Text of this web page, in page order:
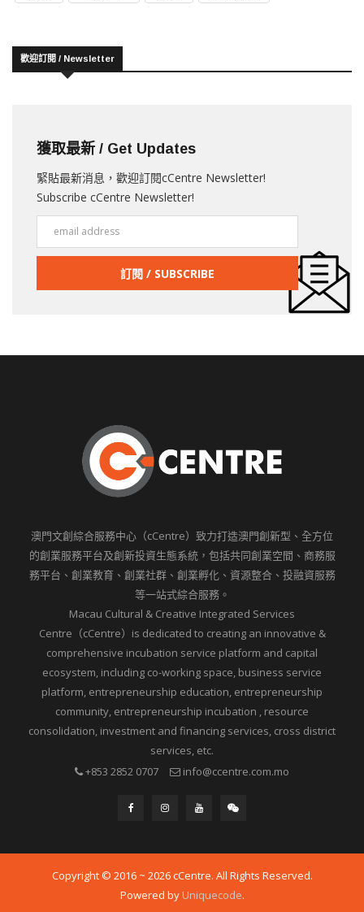
歡迎訂閱 / Newsletter
獲取最新 / Get Updates
緊貼最新消息，歡迎訂閱cCentre Newsletter!
Subscribe cCentre Newsletter!
澳門文創綜合服務中心（cCentre）致力打造澳門創新型、全方位
的創業服務平台及創新投資生態系統，包括共同創業空間、商務服
務平台、創業教育、創業社群、創業孵化、資源整合、投融資服務
等一站式綜合服務。
Macau Cultural & Creative Integrated Services
Centre（cCentre）is dedicated to creating an innovative &
comprehensive incubation service platform and capital
ecosystem, including co-working space, business service
platform, entrepreneurship education, entrepreneurship
community, entrepreneurship incubation , resource
consolidation, investment and financing services, cross district
services, etc.
+853 2852 0707
info@ccentre.com.mo
Copyright © 2016 ~ 2026 cCentre. All Rights Reserved.
Powered byUniquecode.